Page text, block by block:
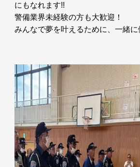
にもなれます!!
警備業界未経験の方も大歓迎！
みんなで夢を叶えるために、一緒に